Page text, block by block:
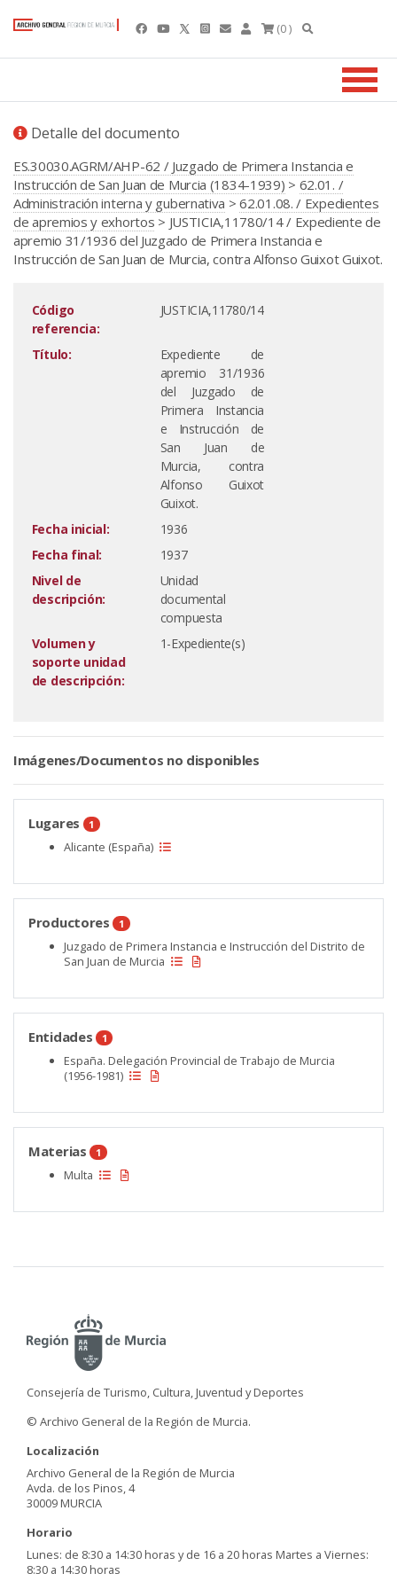
(0 )
Detalle del documento
ES.30030.AGRM/AHP-62 / Juzgado de Primera Instancia e
Instrucción de San Juan de Murcia (1834-1939) > 62.01. /
Administración interna y gubernativa >62.01.08. / Expedientes
de apremios y exhortos > JUSTICIA,11780/14 / Expediente de
apremio 31/1936 del Juzgado de Primera Instancia e
Instrucción de San Juan de Murcia, contra Alfonso Guixot Guixot.
Código
referencia:
JUSTICIA,11780/14
Título:
Expediente de
apremio 31/1936
del Juzgado de
Primera Instancia
e Instrucción de
San Juan de
Murcia, contra
Alfonso Guixot
Guixot.
Fecha inicial:
1936
Fecha final:
1937
Nivel de
descripción:
Unidad
documental
compuesta
Volumen y
soporte unidad
de descripción:
1-Expediente(s)
Imágenes/Documentos no disponibles
Lugares 1
Alicante (España)
Productores 1
Juzgado de Primera Instancia e Instrucción del Distrito de
San Juan de Murcia
Entidades 1
España. Delegación Provincial de Trabajo de Murcia
(1956-1981)
Materias 1
Multa
Consejería de Turismo, Cultura, Juventud y Deportes
© Archivo General de la Región de Murcia.
Localización
Archivo General de la Región de Murcia
Avda. de los Pinos, 4
30009 MURCIA
Horario
Lunes: de 8:30 a 14:30 horas y de 16 a 20 horas Martes a Viernes:
8:30 a 14:30 horas